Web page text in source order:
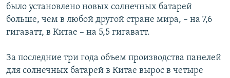
было установлено новых солнечных батарей
больше, чем в любой другой стране мира, – на 7,6
гигаватт, в Китае – на 5,5 гигаватт.
За последние три года объем производства панелей
для солнечных батарей в Китае вырос в четыре